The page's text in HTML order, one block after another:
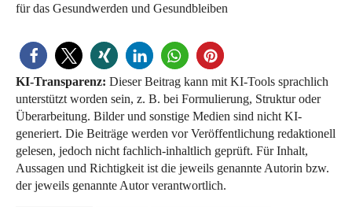
für das Gesundwerden und Gesundbleiben
KI-Transparenz: Dieser Beitrag kann mit KI-Tools sprachlich
unterstützt worden sein, z. B. bei Formulierung, Struktur oder
Überarbeitung. Bilder und sonstige Medien sind nicht KI-
generiert. Die Beiträge werden vor Veröffentlichung redaktionell
gelesen, jedoch nicht fachlich-inhaltlich geprüft. Für Inhalt,
Aussagen und Richtigkeit ist die jeweils genannte Autorin bzw.
der jeweils genannte Autor verantwortlich.